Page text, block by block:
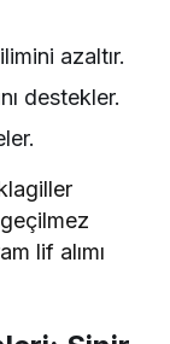
azaltır.
destekler.
lif alımı